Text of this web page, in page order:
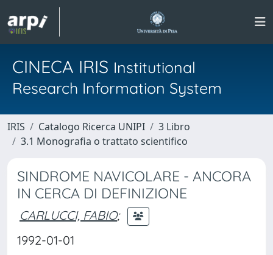
CINECA IRIS Institutional
Research Information System
IRIS Catalogo Ricerca UNIPI
3 Libro
3.1 Monografia o trattato scientifico
SINDROME NAVICOLARE - ANCORA
IN CERCA DI DEFINIZIONE
CARLUCCI, FABIO;
1992-01-01